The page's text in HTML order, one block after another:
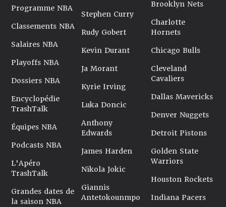
Programme NBA
Classements NBA
Salaires NBA
Playoffs NBA
Dossiers NBA
Encyclopédie
TrashTalk
Équipes NBA
Podcasts NBA
L'Apéro
TrashTalk
Grandes dates de
la saison NBA
Stephen Curry
Rudy Gobert
Kevin Durant
Ja Morant
Kyrie Irving
Luka Doncic
Anthony
Edwards
James Harden
Nikola Jokic
Giannis
Antetokounmpo
Brooklyn Nets
Charlotte
Hornets
Chicago Bulls
Cleveland
Cavaliers
Dallas Mavericks
Denver Nuggets
Detroit Pistons
Golden State
Warriors
Houston Rockets
Indiana Pacers